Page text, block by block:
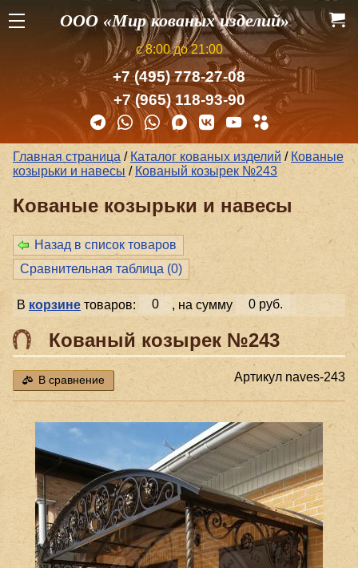
ООО «Мир кованых изделий»
с 8:00 до 21:00
+7 (495) 778-27-08
+7 (965) 118-93-90
Главная страница / Каталог кованых изделий / Кованые
козырьки и навесы / Кованый козырек №243
Кованые козырьки и навесы
Назад в список товаров
Сравнительная таблица (0)
В корзинетоваров: 0 , на сумму 0 руб.
Кованый козырек №243
В сравнение Артикул naves-243